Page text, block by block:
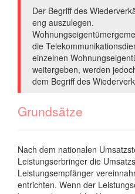
Der Begriff des
eng auszulegen.
die
einzelnen
weitergeben, werden
dem Begriff des
Grundsätze
Nach dem nationalen
Leistungserbringer die
Leistungsempfänger
entrichten. Wenn der